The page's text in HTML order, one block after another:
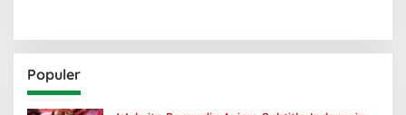
Populer